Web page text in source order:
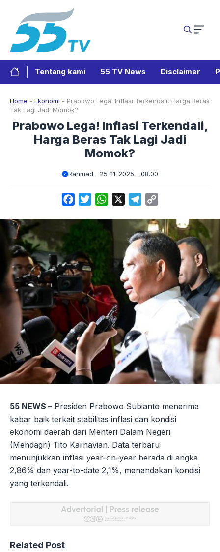
Tentang kami 55 TV News Disclaimer
Home - Ekonomi - Prabowo Lega! Inflasi Terkendali, Harga Beras
Tak Lagi Jadi Momok?
Prabowo Lega! Inflasi Terkendali,
Harga Beras Tak Lagi Jadi
Momok?
Rahmad 25-11-2025 - 08.00
FacebookTwitterWhatsApp Telegram
55 NEWS – Presiden Prabowo Subianto menerima
kabar baik terkait stabilitas inflasi dan kondisi
ekonomi daerah dari Menteri Dalam Negeri
(Mendagri) Tito Karnavian. Data terbaru
menunjukkan inflasi year-on-year berada di angka
2,86% dan year-to-date 2,1%, menandakan kondisi
yang terkendali.
Related Post